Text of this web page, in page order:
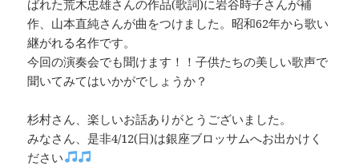
ばれた荒木忠雄さんの作品(歌詞)に岩谷時子さんが補
作、山本直純さんが曲をつけました。昭和62年から歌い
継がれる名作です。
今回の演奏会でも聞けます！！子供たちの美しい歌声で
聞いてみてはいかがでしょうか？
杉村さん、楽しいお話ありがとうございました。
みなさん、是非4/12(日)は銀座ブロッサムへお出かけく
ださい